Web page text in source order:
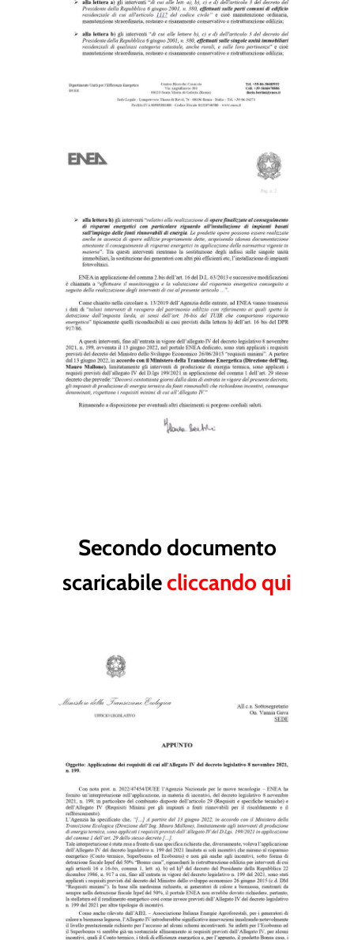
Secondo documento
scaricabilecliccando qui